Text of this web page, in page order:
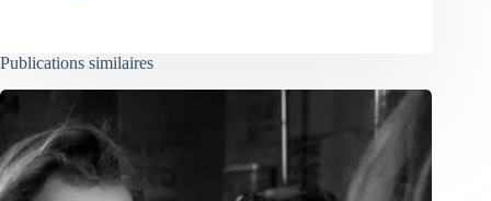
Publications similaires